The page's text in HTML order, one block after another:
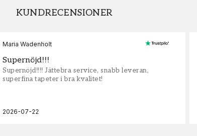
KUNDRECENSIONER
Maria Wadenholt
Supernöjd!!!
Supernöjd!!!! Jättebra service, snabb leveran,
superfina tapeter i bra kvalitet!
2026-07-22